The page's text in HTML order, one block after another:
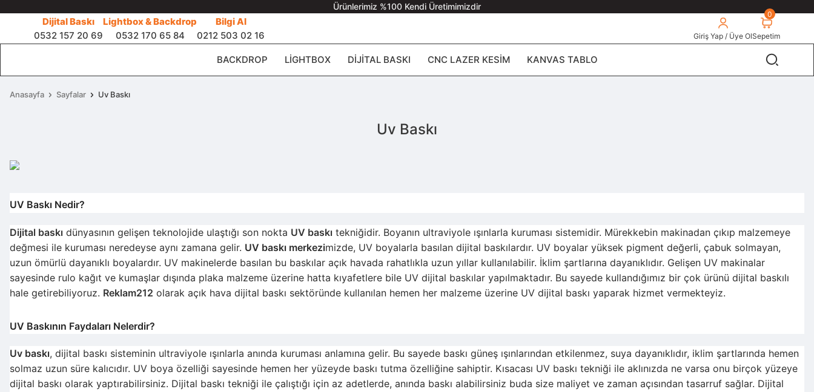
Ürünlerimiz %100 Kendi Üretimimizdir
Dijital Baskı
0532 157 20 69
Lightbox & Backdrop
0532 170 65 84
Bilgi Al
0212 503 02 16
Giriş Yap / Üye OlSepetim
0
BACKDROP LIGHTBOX DIJITAL BASKI CNC LAZER KESIM KANVAS TABLO
Anasayfa Sayfalar Uv Baskı
Uv Baskı
UV Baskı Nedir?
Dijital baskı dünyasının gelişen teknolojide ulaştığı son nokta UV baskı tekniğidir. Boyanın ultraviyole ışınlarla kuruması sistemidir. Mürekkebin makinadan çıkıp malzemeye
değmesi ile kuruması neredeyse aynı zamana gelir. UV baskı merkezimizde, UV boyalarla basılan dijital baskılardır. UV boyalar yüksek pigment değerli, çabuk solmayan,
uzun ömürlü dayanıklı boyalardır. UV makinelerde basılan bu baskılar açık havada rahatlıkla uzun yıllar kullanılabilir. İklim şartlarına dayanıklıdır. Gelişen UV makinalar
sayesinde rulo kağıt ve kumaşlar dışında plaka malzeme üzerine hatta kıyafetlere bile UV dijital baskılar yapılmaktadır. Bu sayede kullandığımız bir çok ürünü dijital baskılı
hale getirebiliyoruz. Reklam212 olarak açık hava dijital baskı sektöründe kullanılan hemen her malzeme üzerine UV dijital baskı yaparak hizmet vermekteyiz.
UV Baskının Faydaları Nelerdir?
Uv baskı, dijital baskı sisteminin ultraviyole ışınlarla anında kuruması anlamına gelir. Bu sayede baskı güneş ışınlarından etkilenmez, suya dayanıklıdır, iklim şartlarında hemen
solmaz uzun süre kalıcıdır. UV boya özelliği sayesinde hemen her yüzeyde baskı tutma özelliğine sahiptir. Kısacası UV baskı tekniği ile aklınızda ne varsa onu birçok yüzeye
dijital baskı olarak yaptırabilirsiniz. Dijital baskı tekniği ile çalıştığı için az adetlerde, anında baskı alabilirsiniz buda size maliyet ve zaman açısından tasarruf sağlar. Dijital